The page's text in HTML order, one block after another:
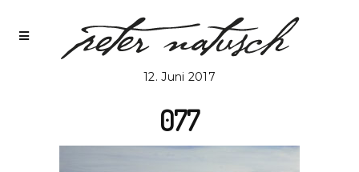
12. Juni 2017
077